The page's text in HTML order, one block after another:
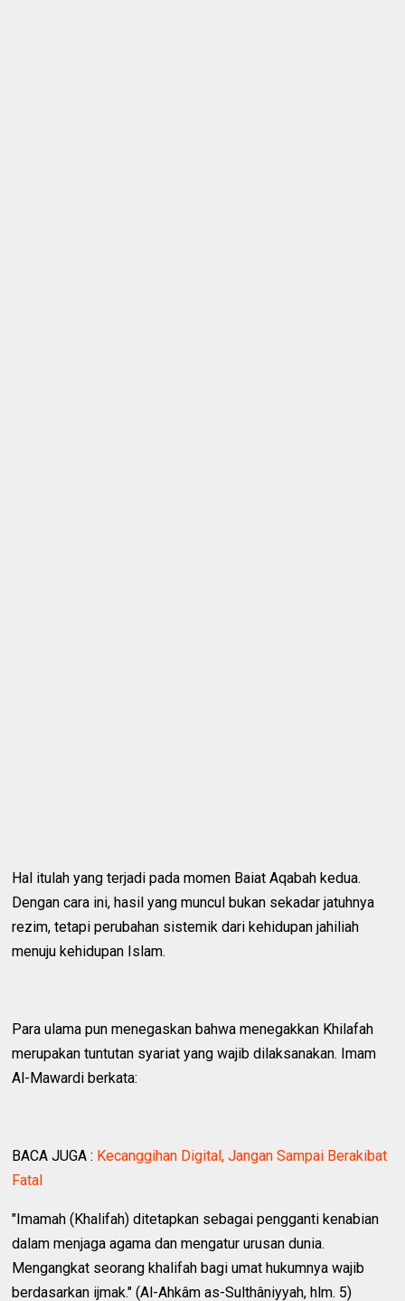
Hal itulah yang terjadi pada momen Baiat Aqabah kedua.
Dengan cara ini, hasil yang muncul bukan sekadar jatuhnya
rezim, tetapi perubahan sistemik dari kehidupan jahiliah
menuju kehidupan Islam.
Para ulama pun menegaskan bahwa menegakkan Khilafah
merupakan tuntutan syariat yang wajib dilaksanakan. Imam
Al-Mawardi berkata:
BACA JUGA : Kecanggihan Digital, Jangan Sampai Berakibat
Fatal
"Imamah (Khalifah) ditetapkan sebagai pengganti kenabian
dalam menjaga agama dan mengatur urusan dunia.
Mengangkat seorang khalifah bagi umat hukumnya wajib
berdasarkan ijmak." (Al-Ahkâm as-Sulthâniyyah, hlm. 5)